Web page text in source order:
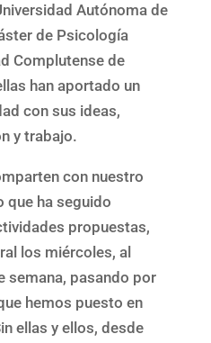
Autónoma de
de Psicología
Complutense de
han aportado un
con sus ideas,
y trabajo.
con nuestro
que ha seguido
propuestas,
los miércoles, al
semana, pasando por
hemos puesto en
ellas y ellos, desde